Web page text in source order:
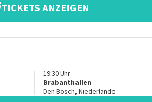
TICKETS ANZEIGEN
19:30Uhr
Brabanthallen
Den Bosch, Niederlande